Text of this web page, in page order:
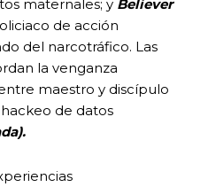
maternales; y Believer
de acción
del narcotráfico. Las
la venganza
maestro y discípulo
de datos